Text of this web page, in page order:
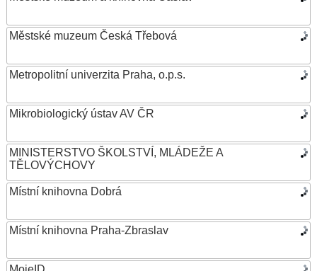
Městské muzeum Česká Třebová
Metropolitní univerzita Praha, o.p.s.
Mikrobiologický ústav AV ČR
MINISTERSTVO ŠKOLSTVÍ, MLÁDEŽE A
TĚLOVÝCHOVY
Místní knihovna Dobrá
Místní knihovna Praha-Zbraslav